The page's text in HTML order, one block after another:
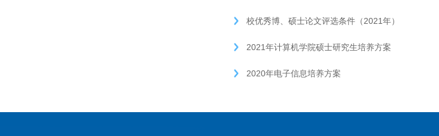
校优秀博、硕士论文评选条件（2021年）
2021年计算机学院硕士研究生培养方案
2020年电子信息培养方案